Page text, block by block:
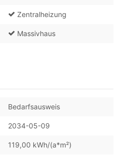
Zentralheizung
Massivhaus
Bedarfsausweis
2034-05-09
119,00 kWh/(a*m²)